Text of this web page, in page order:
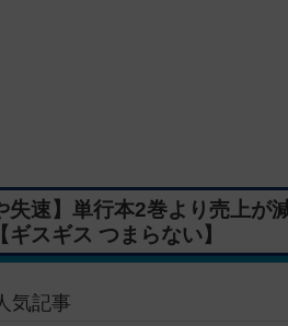
失速】単行本2巻より売上
ギスギス つまらない】
気記事